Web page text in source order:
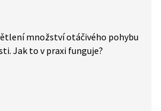
množství otáčivého pohybu
Jak to v praxi funguje?